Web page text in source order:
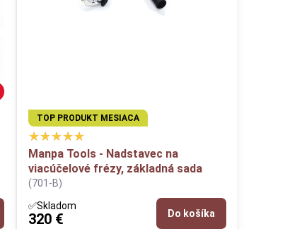
TOP PRODUKT MESIACA
Manpa Tools - Nadstavec na
viacúčelové frézy, základná sada
(701-B)
✅Skladom
320 € Do košíka